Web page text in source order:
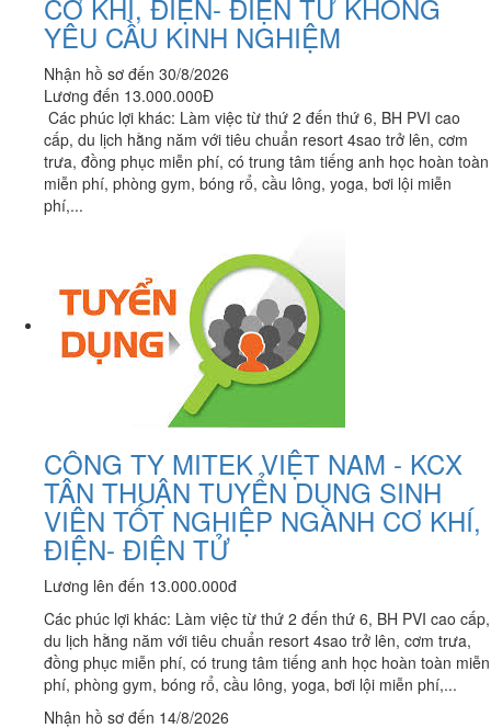
CƠ KHÍ, ĐIỆN- ĐIỆN TỬ KHÔNG
YÊU CẦU KINH NGHIỆM
Nhận hồ sơ đến 30/8/2026
Lương đến 13.000.000Đ
Các phúc lợi khác: Làm việc từ thứ 2 đến thứ 6, BH PVI cao
cấp, du lịch hằng năm với tiêu chuẩn resort 4sao trở lên, cơm
trưa, đồng phục miễn phí, có trung tâm tiếng anh học hoàn toàn
miễn phí, phòng gym, bóng rổ, cầu lông, yoga, bơi lội miễn
phí,...
CÔNG TY MITEK VIỆT NAM - KCX
TÂN THUẬN TUYỂN DỤNG SINH
VIÊN TỐT NGHIỆP NGÀNH CƠ KHÍ,
ĐIỆN- ĐIỆN TỬ
Lương lên đến 13.000.000đ
Các phúc lợi khác: Làm việc từ thứ 2 đến thứ 6, BH PVI cao cấp,
du lịch hằng năm với tiêu chuẩn resort 4sao trở lên, cơm trưa,
đồng phục miễn phí, có trung tâm tiếng anh học hoàn toàn miễn
phí, phòng gym, bóng rổ, cầu lông, yoga, bơi lội miễn phí,...
Nhận hồ sơ đến 14/8/2026